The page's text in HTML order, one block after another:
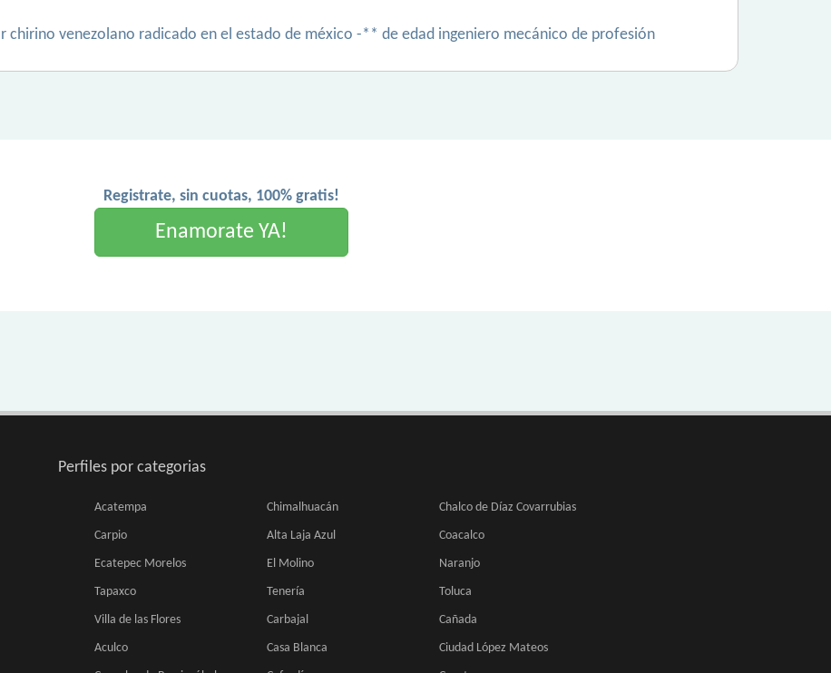
chirino venezolano radicado en el estado de méxico -** de edad ingeniero mecánico de profesión
Registrate, sin cuotas, 100% gratis!
Enamorate YA!
Perfiles por categorias
Acatempa Chimalhuacán Chalco de Díaz Covarrubias
Carpio Alta Laja Azul Coacalco
Ecatepec Morelos El Molino Naranjo
Tapaxco Tenería Toluca
Villa de las Flores Carbajal Cañada
Aculco Casa Blanca Ciudad López Mateos